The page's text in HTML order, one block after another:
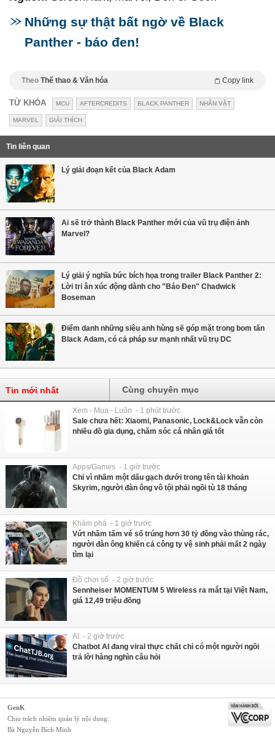
Những sự thật bất ngờ về Black
Panther - báo đen!
Theo Thể thao & Văn hóa Copy link
TỪ KHÓA MCU AFTERCREDITS BLACK PANTHER NHÂN VẬT
MARVEL GIẢI THÍCH
Tin liên quan
Lý giải đoạn kết của Black Adam
Ai sẽ trở thành Black Panther mới của vũ trụ điện ảnh
Marvel?
Lý giải ý nghĩa bức bích họa trong trailer Black Panther 2:
Lời tri ân xúc động dành cho "Báo Đen" Chadwick
Boseman
Điểm danh những siêu anh hùng sẽ góp mặt trong bom tấn
Black Adam, có cả pháp sư mạnh nhất vũ trụ DC
Tin mới nhất Cùng chuyên mục
Xem - Mua - Luôn - 1 phút trước
Sale chưa hết: Xiaomi, Panasonic, Lock&Lock vẫn còn
nhiều đồ gia dụng, chăm sóc cá nhân giá tốt
Apps/Games - 1 giờ trước
Chỉ vì nhầm một dấu gạch dưới trong tên tài khoản
Skyrim, người đàn ông vô tội phải ngồi tù 18 tháng
Khám phá - 1 giờ trước
Vứt nhầm tấm vé số trúng hơn 30 tỷ đồng vào thùng rác,
người đàn ông khiến cả công ty vệ sinh phải mất 2 ngày
tìm lại
Đồ chơi số - 2 giờ trước
Sennheiser MOMENTUM 5 Wireless ra mắt tại Việt Nam,
giá 12,49 triệu đồng
AI - 2 giờ trước
Chatbot AI đang viral thực chất chỉ có một người ngồi
trả lời hàng nghìn câu hỏi
GenK
Chịu trách nhiệm quản lý nội dung:
Bà Nguyễn Bích Minh